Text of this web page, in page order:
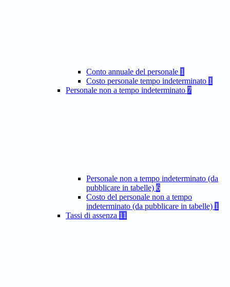
Conto annuale del personale 1
Costo personale tempo indeterminato 1
Personale non a tempo indeterminato 7
Personale non a tempo indeterminato (da
pubblicare in tabelle) 6
Costo del personale non a tempo
indeterminato (da pubblicare in tabelle) 1
Tassi di assenza 11